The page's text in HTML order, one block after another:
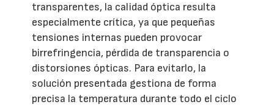
transparentes, la calidad óptica resulta
especialmente crítica, ya que pequeñas
tensiones internas pueden provocar
birrefringencia, pérdida de transparencia o
distorsiones ópticas. Para evitarlo, la
solución presentada gestiona de forma
precisa la temperatura durante todo el ciclo